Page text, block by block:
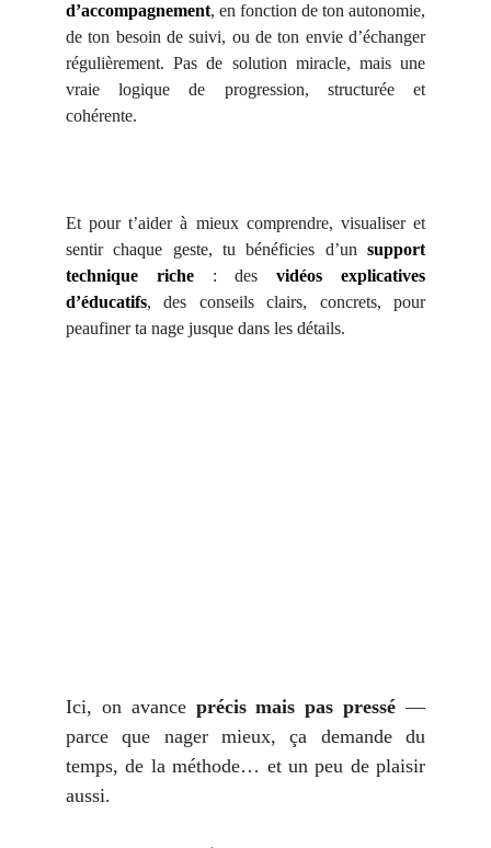
d’accompagnement, en fonction de ton autonomie,
de ton besoin de suivi, ou de ton envie d’échanger
régulièrement. Pas de solution miracle, mais une
vraie logique de progression, structurée et
cohérente.
Et pour t’aider à mieux comprendre, visualiser et
sentir chaque geste, tu bénéficies d’un support
technique riche: desvidéos explicatives
d’éducatifs, des conseils clairs, concrets, pour
peaufiner ta nage jusque dans les détails.
Ici, on avance précis mais pas pressé —
parce que nager mieux, ça demande du
temps, de la méthode… et un peu de plaisir
aussi.